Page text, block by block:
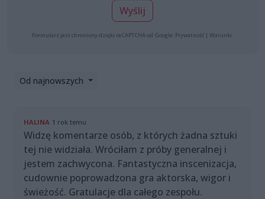
Wyślij
Formularz jest chroniony dzięki reCAPTCHA od Google: Prywatność | Warunki
Od najnowszych
HALINA 1 rok temu
Widzę komentarze osób, z których żadna sztuki
tej nie widziała. Wróciłam z próby generalnej i
jestem zachwycona. Fantastyczna inscenizacja,
cudownie poprowadzona gra aktorska, wigor i
świeżość. Gratulacje dla całego zespołu.